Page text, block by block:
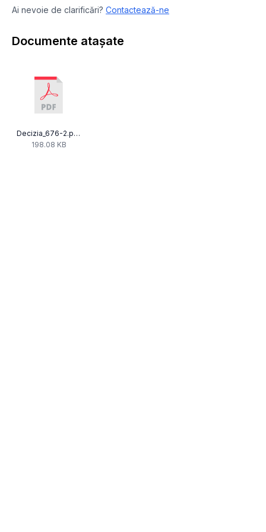
Ai nevoie de clarificări? Contactează-ne
Documente atașate
Decizia_676-2.pdf
198.08 KB